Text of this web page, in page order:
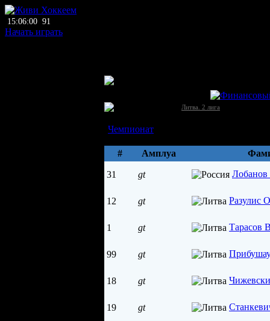
15:06:00 91
Начать играть
Литва. 2 лига
Чемпионат
#
Амплуа
31 gt
12 gt Разулис
1 gt Тарасов
99 gt
18 gt
19 gt